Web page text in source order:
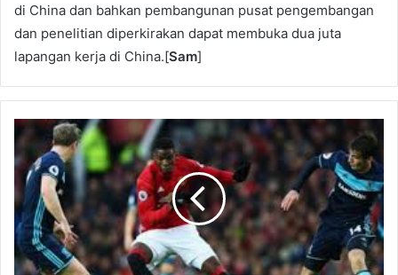
di China dan bahkan pembangunan pusat pengembangan
dan penelitian diperkirakan dapat membuka dua juta
lapangan kerja di China.[Sam]